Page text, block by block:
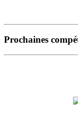
Prochaines